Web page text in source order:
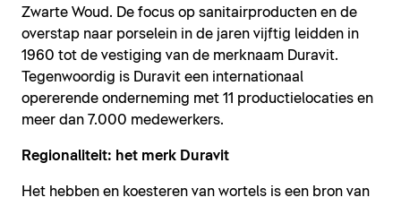
Zwarte Woud. De focus op sanitairproducten en de
overstap naar porselein in de jaren vijftig leidden in
1960 tot de vestiging van de merknaam Duravit.
Tegenwoordig is Duravit een internationaal
opererende onderneming met 11 productielocaties en
meer dan 7.000 medewerkers.
Regionaliteit: het merk Duravit
Het hebben en koesteren van wortels is een bron van